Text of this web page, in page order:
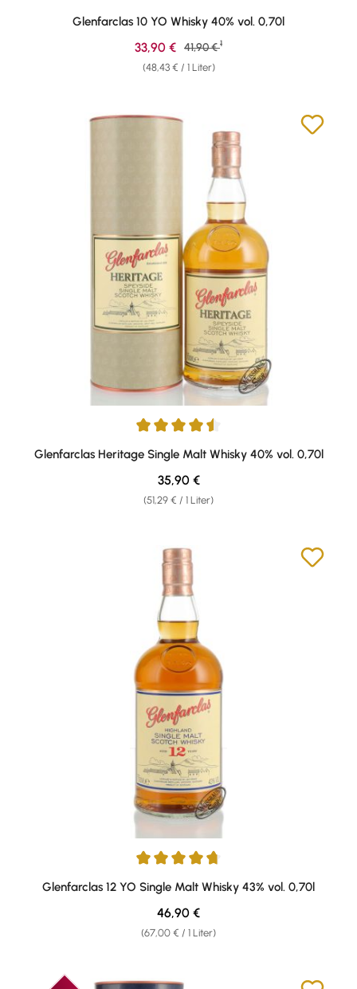
Durchschnittliche Bewertung von 4.58 von 5 Sternen
Glenfarclas 10 YO Whisky 40% vol. 0,70l
(48,43 € / 1 Liter)
Verkaufspreis:
33,90 € Regulärer Preis:
41,90 € 1
Durchschnittliche Bewertung von 4.57 von 5 Sternen
Glenfarclas Heritage Single Malt Whisky 40% vol. 0,70l
(51,29 € / 1 Liter)
Regulärer Preis:
35,90 €
Durchschnittliche Bewertung von 4.82 von 5 Sternen
Glenfarclas 12 YO Single Malt Whisky 43% vol. 0,70l
(67,00 € / 1 Liter)
Regulärer Preis:
46,90 €